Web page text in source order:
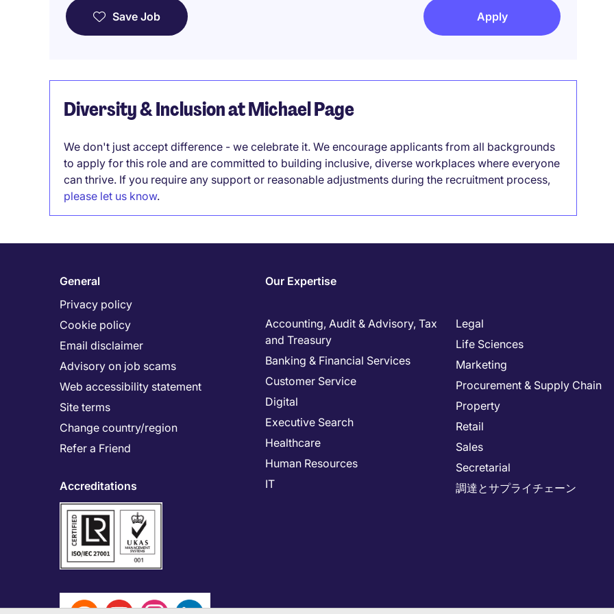
Save Job Apply
Diversity & Inclusion at Michael Page
We don't just accept difference - we celebrate it. We encourage applicants from all backgrounds
to apply for this role and are committed to building inclusive, diverse workplaces where everyone
can thrive. If you require any support or reasonable adjustments during the recruitment process,
please let us know.
General
Privacy policy
Cookie policy
Email disclaimer
Advisory on job scams
Web accessibility statement
Site terms
Change country/region
Refer a Friend
Accreditations
Our Expertise
Accounting, Audit & Advisory, Tax
and Treasury
Banking & Financial Services
Customer Service
Digital
Executive Search
Healthcare
Human Resources
IT
Legal
Life Sciences
Marketing
Procurement & Supply Chain
Property
Retail
Sales
Secretarial
調達とサプライチェーン